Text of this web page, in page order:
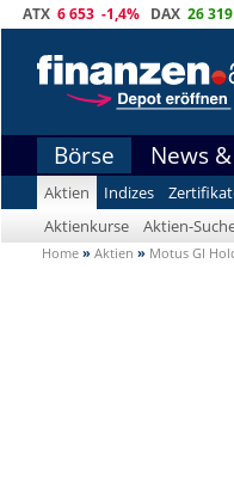
ATX 6 653 -1,4% DAX 26 319
Börse News
Aktien Indizes
Aktienkurse
Aktien-
Home » Aktien » Motus GI